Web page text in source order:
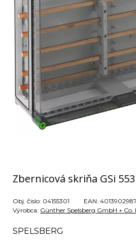
Zbernicová skriňa GSi
Obj. čislo: 04155301 EAN:
Výrobca: Günther Spelsberg GmbH + Co.
SPELSBERG